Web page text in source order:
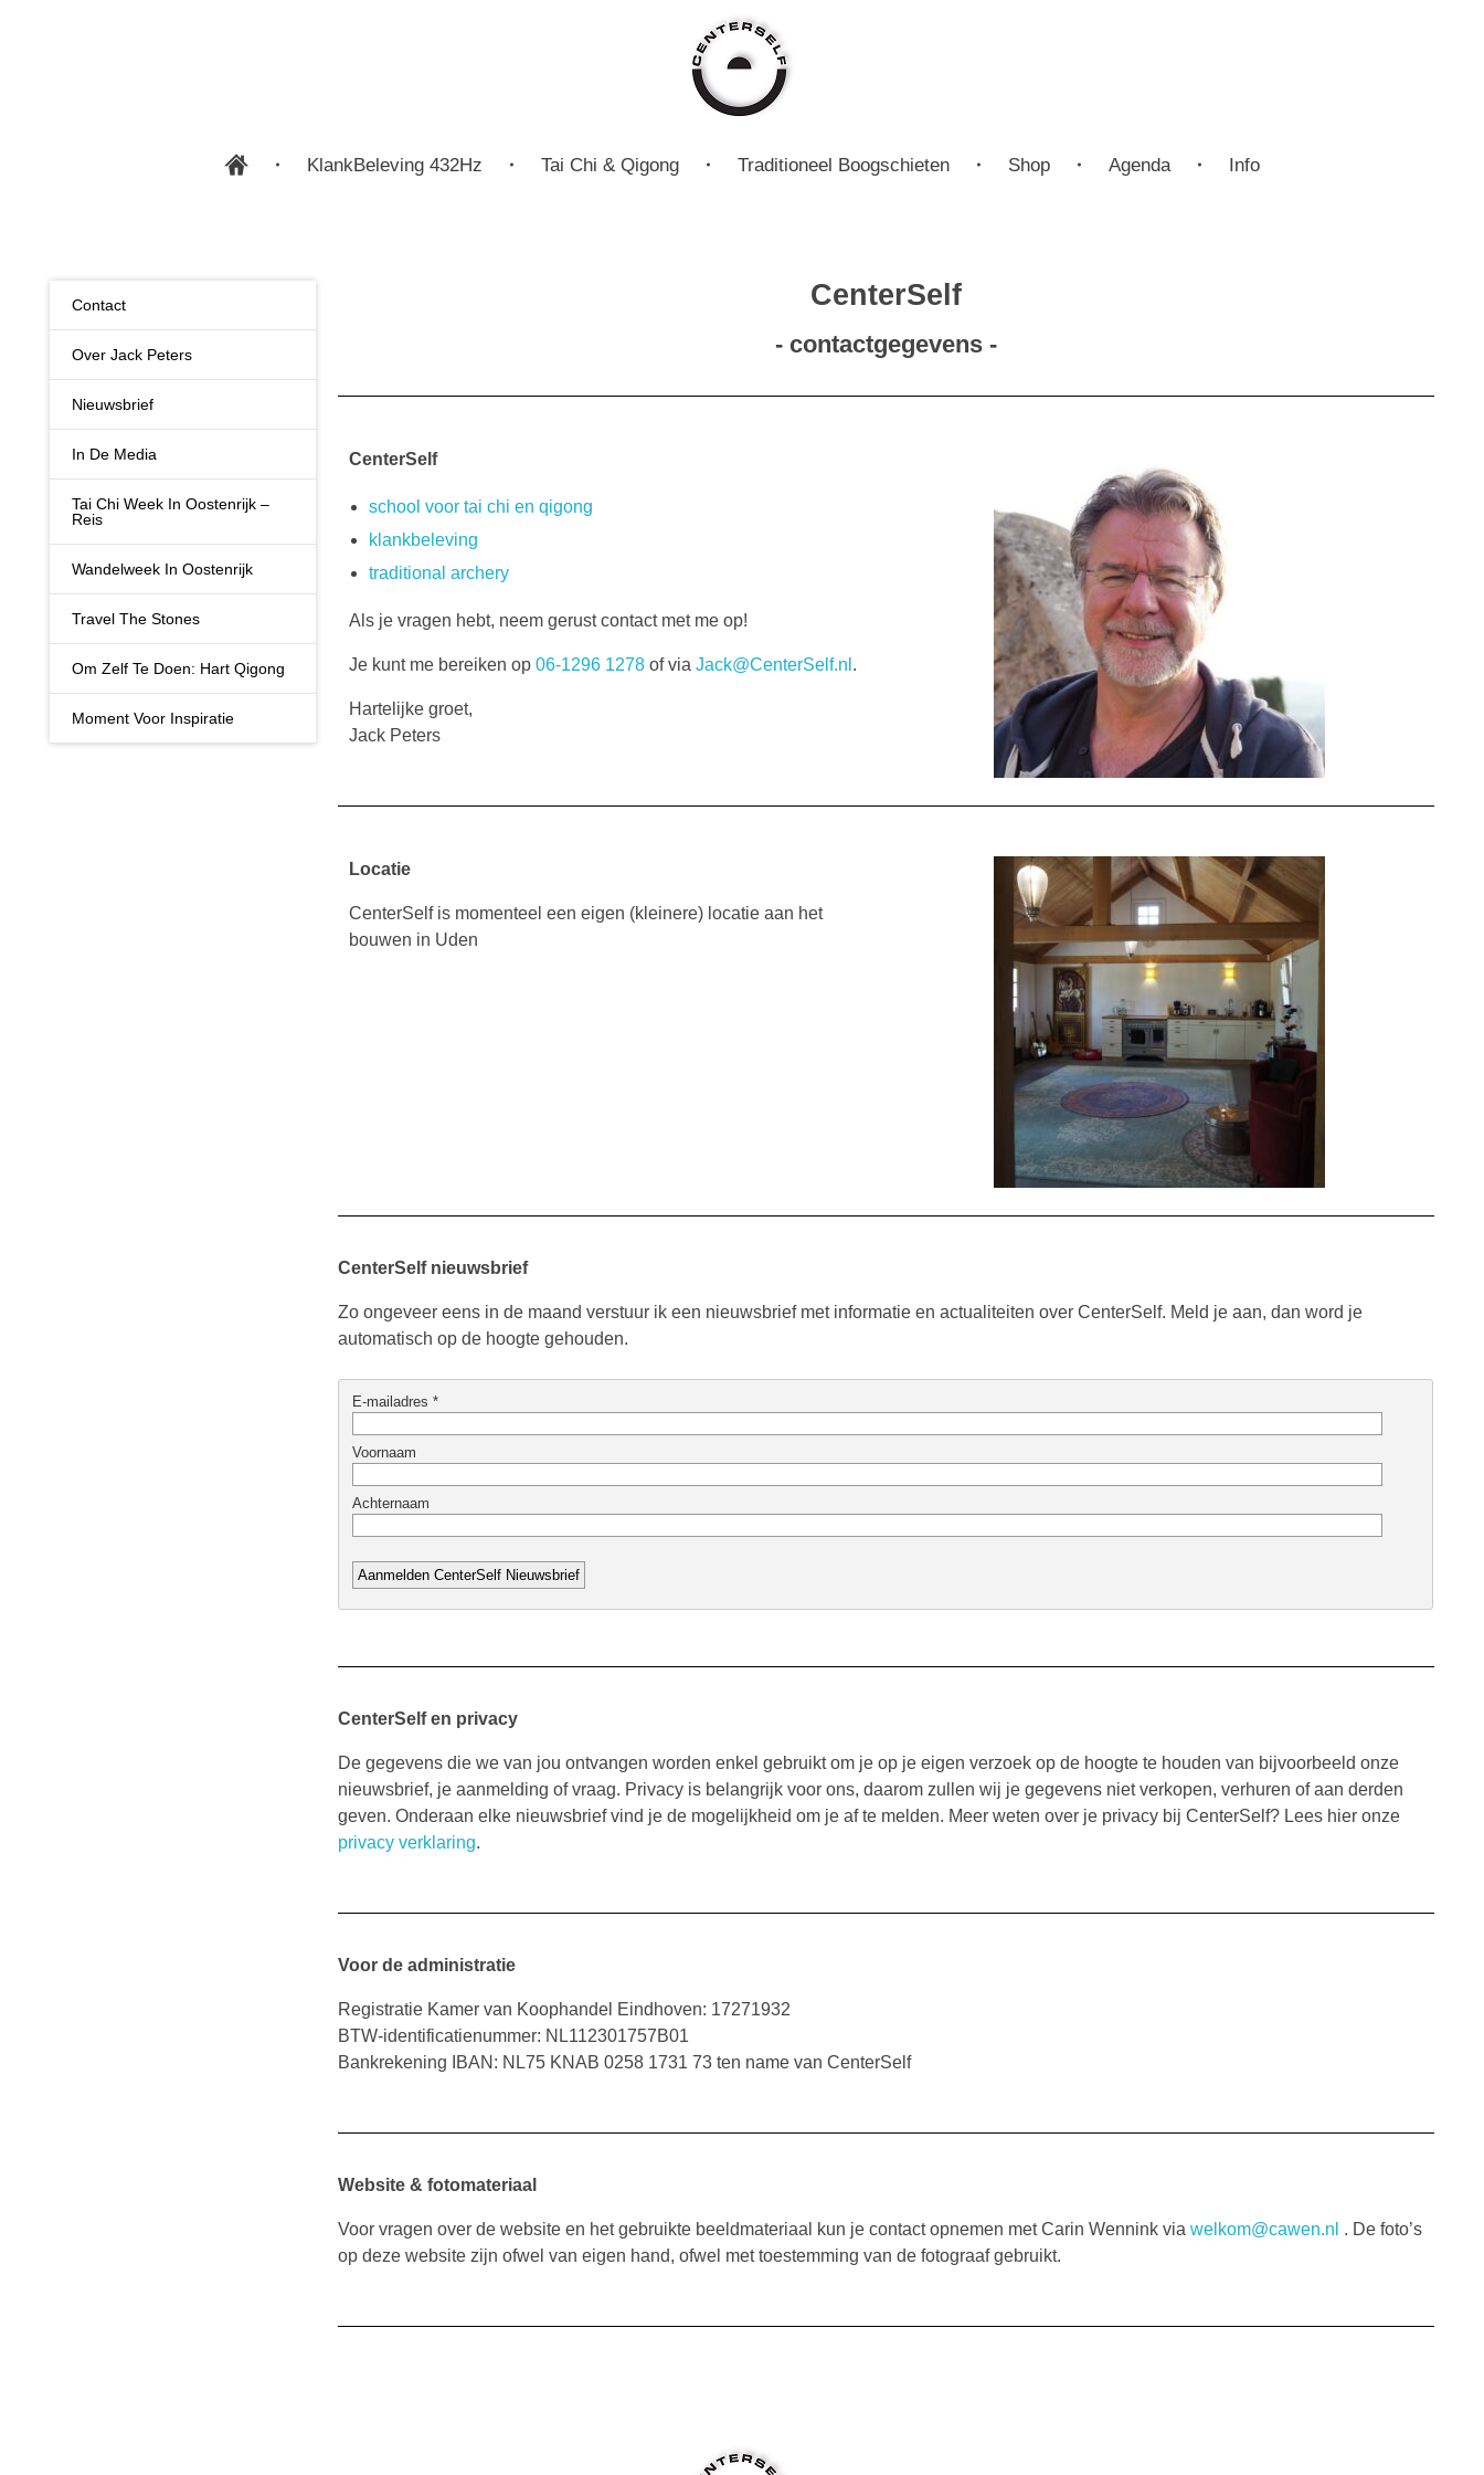
KlankBeleving 432Hz Tai Chi & Qigong Traditioneel Boogschieten Shop Agenda Info
Contact
Over Jack Peters
Nieuwsbrief
In De Media
Tai Chi Week In Oostenrijk –
Reis
Wandelweek In Oostenrijk
Travel The Stones
Om Zelf Te Doen: Hart Qigong
Moment Voor Inspiratie
CenterSelf
- contactgegevens -
CenterSelf
school voor tai chi en qigong
klankbeleving
traditional archery
Als je vragen hebt, neem gerust contact met me op!
Je kunt me bereiken op06-1296 1278 of viaJack@CenterSelf.nl .
Hartelijke groet,
Jack Peters
Locatie
CenterSelf is momenteel een eigen (kleinere) locatie aan het
bouwen in Uden
CenterSelf nieuwsbrief
Zo ongeveer eens in de maand verstuur ik een nieuwsbrief met informatie en actualiteiten over CenterSelf. Meld je aan, dan word je
automatisch op de hoogte gehouden.
CenterSelf en privacy
De gegevens die we van jou ontvangen worden enkel gebruikt om je op je eigen verzoek op de hoogte te houden van bijvoorbeeld onze
nieuwsbrief, je aanmelding of vraag. Privacy is belangrijk voor ons, daarom zullen wij je gegevens niet verkopen, verhuren of aan derden
geven. Onderaan elke nieuwsbrief vind je de mogelijkheid om je af te melden. Meer weten over je privacy bij CenterSelf? Lees hier onze
privacy verklaring.
Voor de administratie
Registratie Kamer van Koophandel Eindhoven: 17271932
BTW-identificatienummer: NL112301757B01
Bankrekening IBAN: NL75 KNAB 0258 1731 73 ten name van CenterSelf
Website & fotomateriaal
Voor vragen over de website en het gebruikte beeldmateriaal kun je contact opnemen met Carin Wennink viawelkom@cawen.nl . De foto’s
op deze website zijn ofwel van eigen hand, ofwel met toestemming van de fotograaf gebruikt.